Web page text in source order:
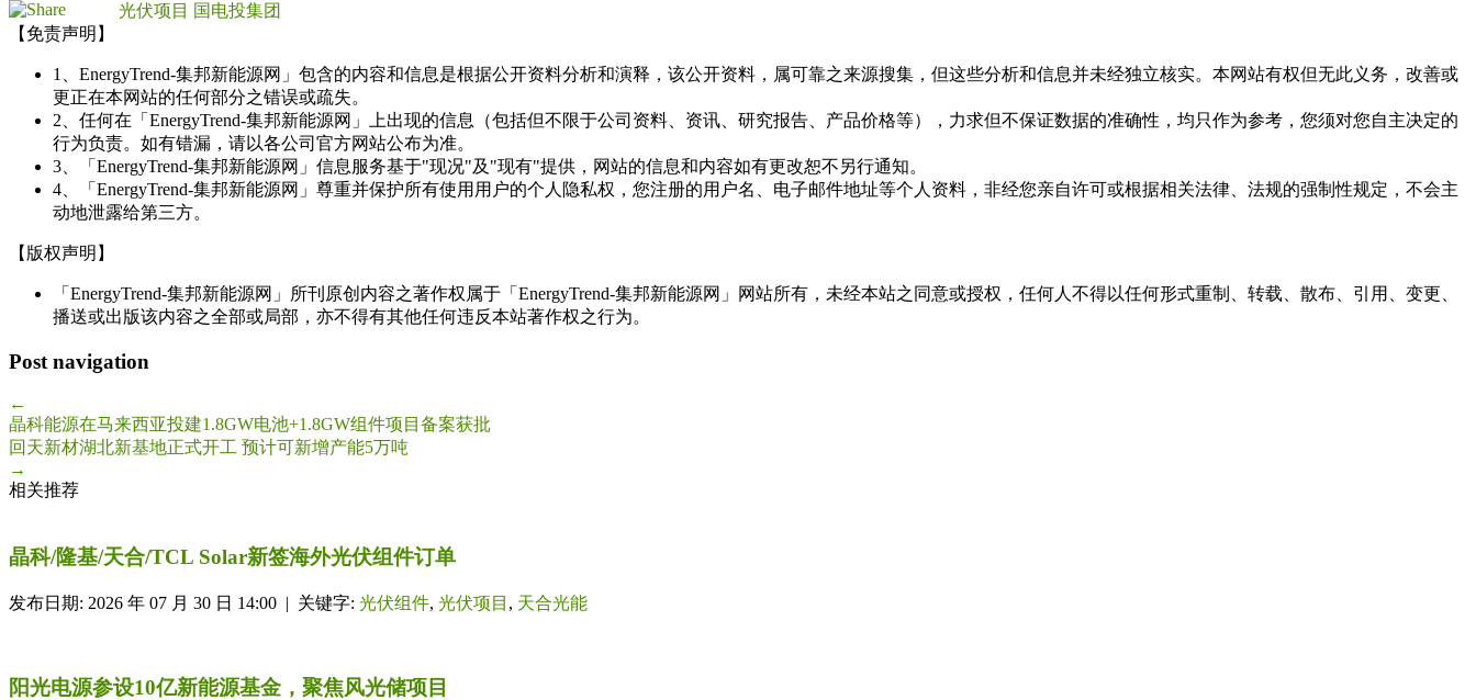
光伏项目 国电投集团
【免责声明】
1、EnergyTrend-集邦新能源网」包含的内容和信息是根据公开资料分析和演释，该公开资料，属可靠之来源搜集，但这些分析和信息并未经独立核实。本网站有权但无此义务，改善或
更正在本网站的任何部分之错误或疏失。
2、任何在「EnergyTrend-集邦新能源网」上出现的信息（包括但不限于公司资料、资讯、研究报告、产品价格等），力求但不保证数据的准确性，均只作为参考，您须对您自主决定的
行为负责。如有错漏，请以各公司官方网站公布为准。
3、「EnergyTrend-集邦新能源网」信息服务基于"现况"及"现有"提供，网站的信息和内容如有更改恕不另行通知。
4、「EnergyTrend-集邦新能源网」尊重并保护所有使用用户的个人隐私权，您注册的用户名、电子邮件地址等个人资料，非经您亲自许可或根据相关法律、法规的强制性规定，不会主
动地泄露给第三方。
【版权声明】
「EnergyTrend-集邦新能源网」所刊原创内容之著作权属于「EnergyTrend-集邦新能源网」网站所有，未经本站之同意或授权，任何人不得以任何形式重制、转载、散布、引用、变更、
播送或出版该内容之全部或局部，亦不得有其他任何违反本站著作权之行为。
Post navigation
←
晶科能源在马来西亚投建1.8GW电池+1.8GW组件项目备案获批
回天新材湖北新基地正式开工 预计可新增产能5万吨
→
相关推荐
晶科/隆基/天合/TCL Solar新签海外光伏组件订单
发布日期: 2026 年 07 月 30 日 14:00 | 关键字: 光伏组件, 光伏项目 , 天合光能
阳光电源参设10亿新能源基金，聚焦风光储项目